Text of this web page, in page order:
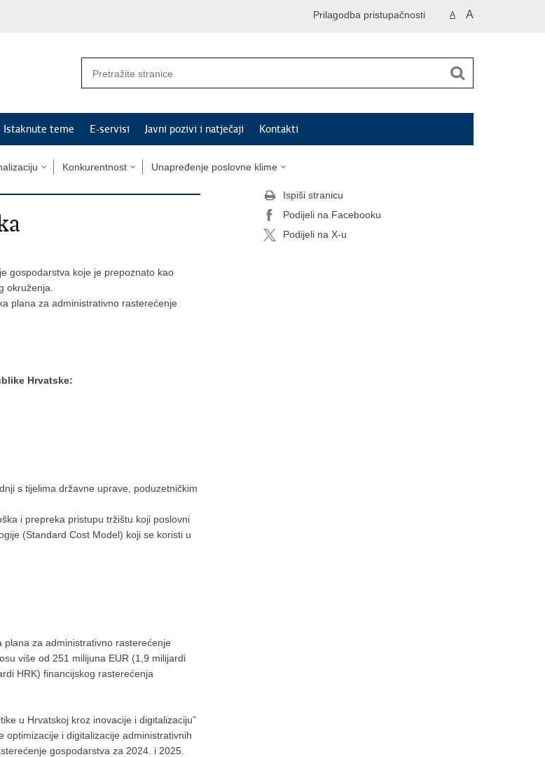
A A
Prilagodba pristupačnosti
Istaknute teme E-servisi Javni pozivi i natječaji Kontakti
Konkurentnost Unapređenje poslovne klime
gospodarstva koje je prepoznato kao
okruženja.
plana za administrativno rasterećenje
Hrvatske:
s tijelima državne uprave, poduzetničkim
i prepreka pristupu tržištu koji poslovni
(Standard Cost Model) koji se koristi u
za administrativno rasterećenje
više od 251 milijuna EUR (1,9 milijardi
HRK) financijskog rasterećenja
u Hrvatskoj kroz inovacije i digitalizaciju”
i digitalizacije administrativnih
gospodarstva za 2024. i 2025.
Ispiši stranicu
Podijeli na Facebooku
Podijeli na X-u